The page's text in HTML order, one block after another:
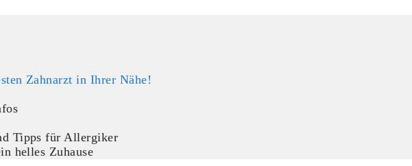
Zahnarzt in Ihrer Nähe!
Tipps für Allergiker
helles Zuhause